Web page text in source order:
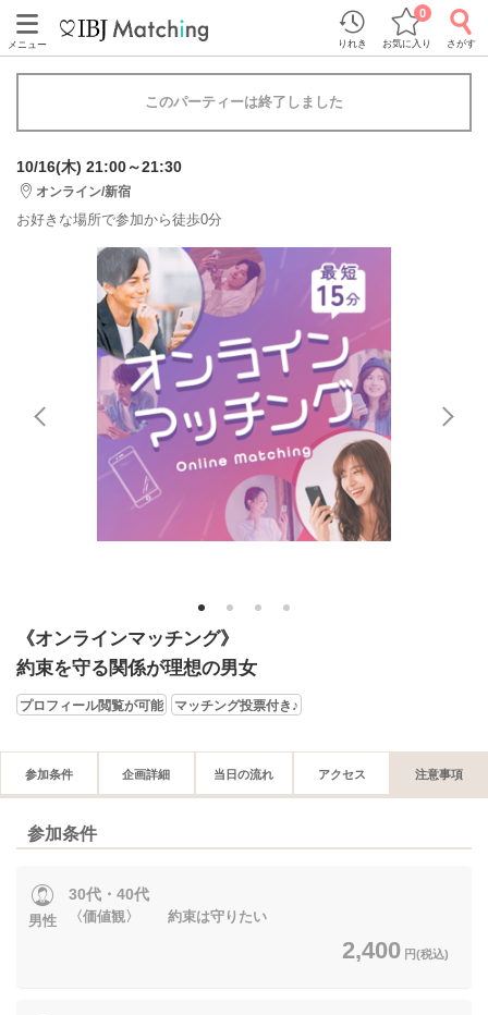
メニュー りれき お気に入り
0
さがす
このパーティーは終了しました
10/16(木) 21:00～21:30
オンライン/新宿
お好きな場所で参加から徒歩0分
1 2 3 4
《オンラインマッチング》
約束を守る関係が理想の男女
プロフィール閲覧が可能 マッチング投票付き♪
参加条件 企画詳細 当日の流れ アクセス 注意事項
参加条件
男性
30代・40代
〈価値観〉 約束は守りたい
2,400 円(税込)